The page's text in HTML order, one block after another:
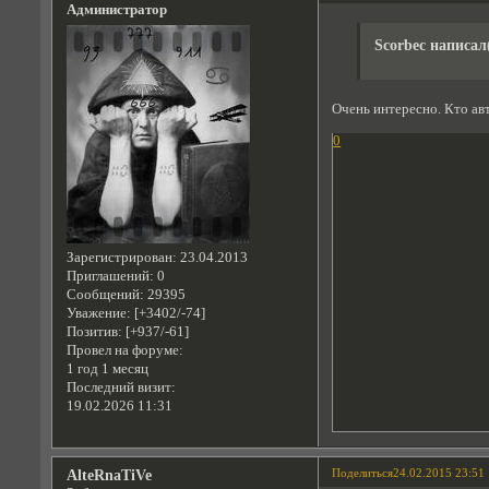
Администратор
Зарегистрирован: 23.04.2013
Приглашений: 0
Сообщений: 29395
Уважение: [+3402/-74]
Позитив: [+937/-61]
Провел на форуме:
1 год 1 месяц
Последний визит:
19.02.2026 11:31
Scorbec
Очень интересно. Кто
0
Поделиться24.02.2015 23:51
AlteRnaTiVe